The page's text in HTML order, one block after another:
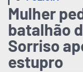
Mulher
batalhão
Sorriso
estupro